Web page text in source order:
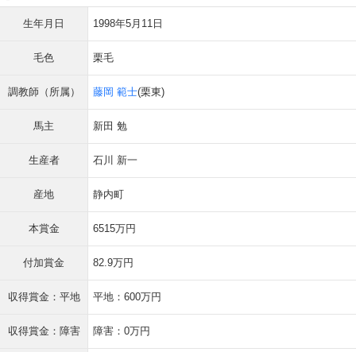
生年月日 1998年5月11日
毛色 栗毛
調教師（所属） 藤岡 範士(栗東)
馬主 新田 勉
生産者 石川 新一
産地 静内町
本賞金 6515万円
付加賞金 82.9万円
収得賞金：平地 平地：600万円
収得賞金：障害 障害：0万円